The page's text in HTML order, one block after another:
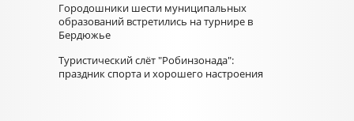
Городошники шести муниципальных
образований встретились на турнире в
Бердюжье
Туристический слёт "Робинзонада":
праздник спорта и хорошего настроения